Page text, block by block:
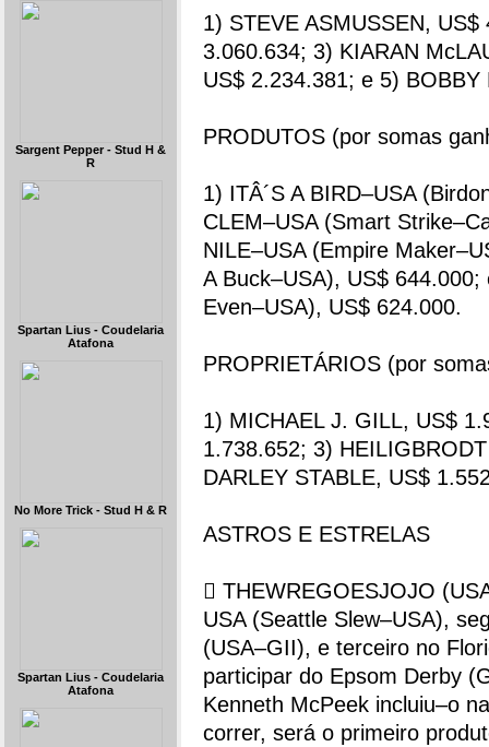
Sargent Pepper - Stud H &
R
Spartan Lius - Coudelaria
Atafona
No More Trick - Stud H & R
Spartan Lius - Coudelaria
Atafona
1) STEVE ASMUSSEN,
3.060.634; 3) KIARAN
US$ 2.234.381; e 5)
PRODUTOS (por somas
1) ITÂ´S A BIRD–USA
CLEM–USA (Smart
NILE–USA (Empire
A Buck–USA), US$
Even–USA), US$ 624.000.
PROPRIETÁRIOS (por
1) MICHAEL J. GILL, US$
1.738.652; 3)
DARLEY STABLE, US$
ASTROS E ESTRELAS
 THEWREGOESJOJO
USA (Seattle Slew–USA),
(USA–GII), e terceiro no
participar do Epsom Derby
Kenneth McPeek incluiu–o
correr, será o primeiro